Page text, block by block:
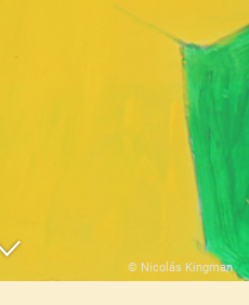
© Nicolás Kingman